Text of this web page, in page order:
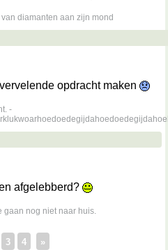
diamanten aan zijn mond
opdracht maken
-
afgelebberd?
gaan nog niet naar huis.
3 4 »